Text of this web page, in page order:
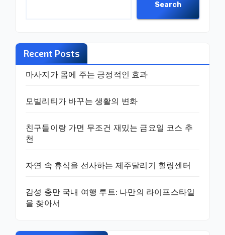
Search
Recent Posts
마사지가 몸에 주는 긍정적인 효과
모빌리티가 바꾸는 생활의 변화
친구들이랑 가면 무조건 재밌는 금요일 코스 추
천
자연 속 휴식을 선사하는 제주달리기 힐링센터
감성 충만 국내 여행 루트: 나만의 라이프스타일
을 찾아서